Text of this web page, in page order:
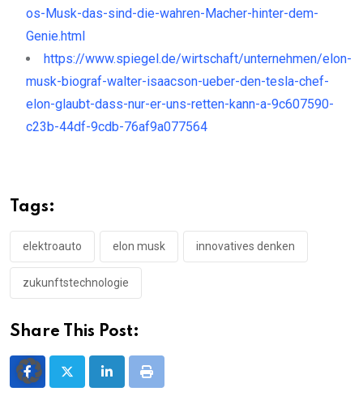
os-Musk-das-sind-die-wahren-Macher-hinter-dem-
Genie.html
https://www.spiegel.de/wirtschaft/unternehmen/elon-
musk-biograf-walter-isaacson-ueber-den-tesla-chef-
elon-glaubt-dass-nur-er-uns-retten-kann-a-9c607590-
c23b-44df-9cdb-76af9a077564
Tags:
elektroauto elon musk innovatives denken
zukunftstechnologie
Share This Post:
LinkedInPrint